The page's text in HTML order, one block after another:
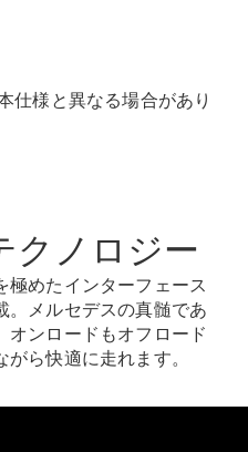
仕様と異なる場合があり
クノロジー
極めたインターフェース
。メルセデスの真髄であ
オンロードもオフロード
ら快適に走れます。